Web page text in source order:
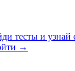
тесты и узнай
→